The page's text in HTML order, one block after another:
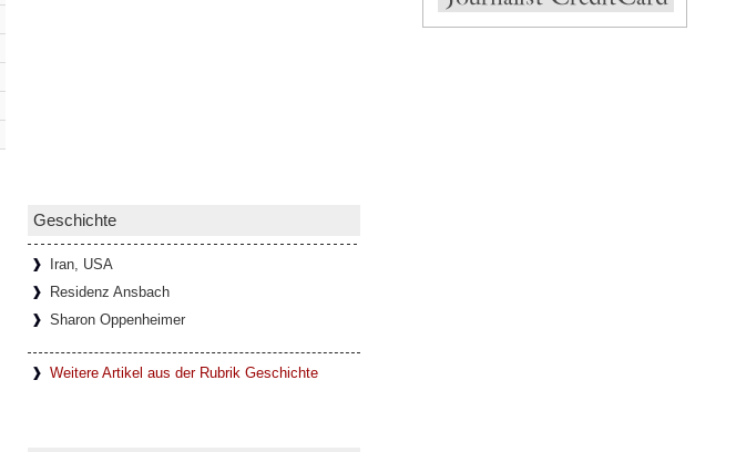
Geschichte
Iran, USA
Residenz Ansbach
Sharon Oppenheimer
Weitere Artikel aus der Rubrik Geschichte